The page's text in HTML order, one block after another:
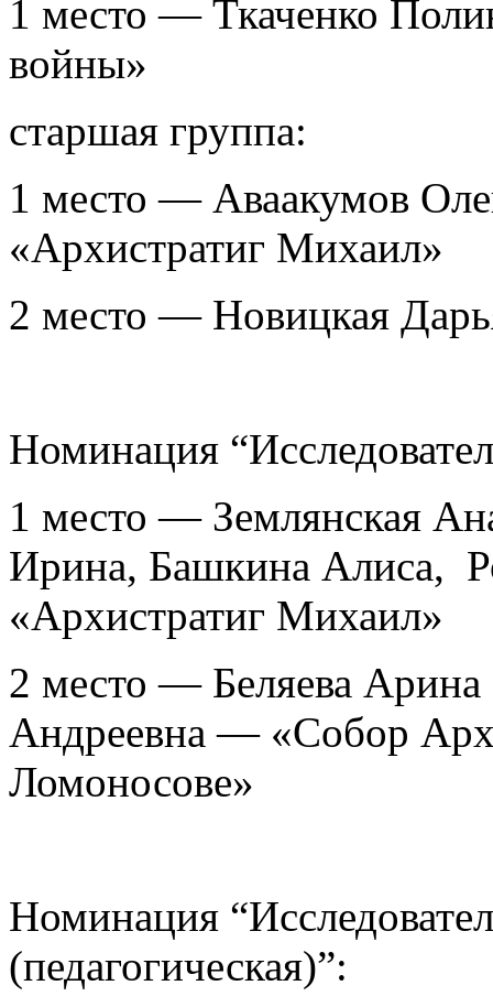
1 место — Ткаченко
войны»
старшая группа:
1 место — Аваакумов
«Архистратиг Михаил»
2 место — Новицкая
Номинация
1 место — Землянская
Ирина, Башкина Алиса,
«Архистратиг Михаил»
2 место — Беляева Арина
Андреевна — «Собор
Ломоносове»
Номинация
(педагогическая)”: